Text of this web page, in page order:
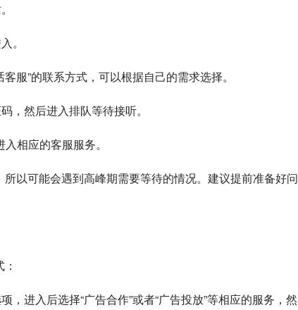
。
服”的联系方式，可以根据自己的需求选择。
，然后进入排队等待接听。
相应的客服服务。
以可能会遇到高峰期需要等待的情况。建议提前准备好问
，进入后选择“广告合作”或者“广告投放”等相应的服务，然